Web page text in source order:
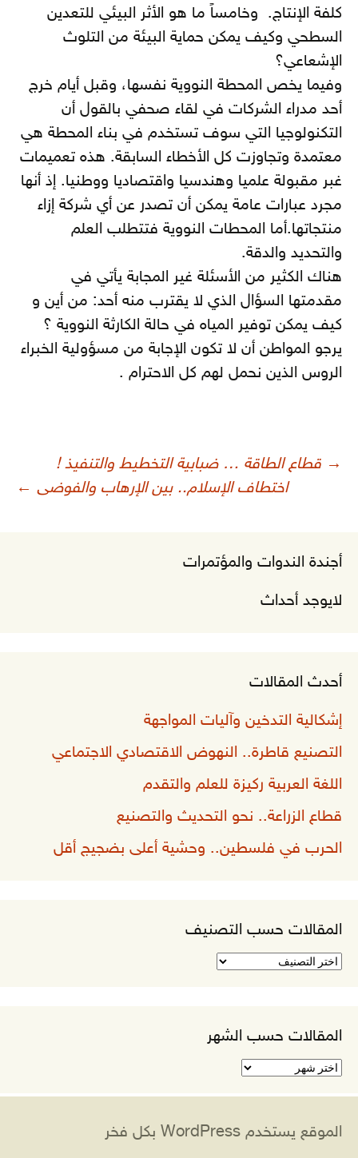
كلفة الإنتاج. وخامساً ما هو الأثر البيئي للتعدين
السطحي وكيف يمكن حماية البيئة من التلوث
الإشعاعي؟
وفيما يخص المحطة النووية نفسها، وقبل أيام خرج
أحد مدراء الشركات في لقاء صحفي بالقول أن
التكنولوجيا التي سوف تستخدم في بناء المحطة هي
معتمدة وتجاوزت كل الأخطاء السابقة. هذه تعميمات
غبر مقبولة علميا وهندسيا واقتصاديا ووطنيا. إذ أنها
مجرد عبارات عامة يمكن أن تصدر عن أي شركة إزاء
منتجاتها.أما المحطات النووية فتتطلب العلم
والتحديد والدقة.
هناك الكثير من الأسئلة غير المجابة يأتي في
مقدمتها السؤال الذي لا يقترب منه أحد: من أين و
كيف يمكن توفير المياه في حالة الكارثة النووية ؟
يرجو المواطن أن لا تكون الإجابة من مسؤولية الخبراء
الروس الذين نحمل لهم كل الاحترام .
تصفّح
→ قطاع الطاقة … ضبابية التخطيط والتنفيذ !
اختطاف الإسلام.. بين الإرهاب والفوضى ←
أجندة الندوات والمؤتمرات
لايوجد أحداث
أحدث المقالات
إشكالية التدخين وآليات المواجهة
التصنيع قاطرة.. النهوض الاقتصادي الاجتماعي
اللغة العربية ركيزة للعلم والتقدم
قطاع الزراعة.. نحو التحديث والتصنيع
الحرب في فلسطين.. وحشية أعلى بضجيج أقل
المقالات حسب التصنيف
المقالات
المقالات حسب الشهر
المقالات
حسب
الموقع يستخدم WordPress بكل فخر